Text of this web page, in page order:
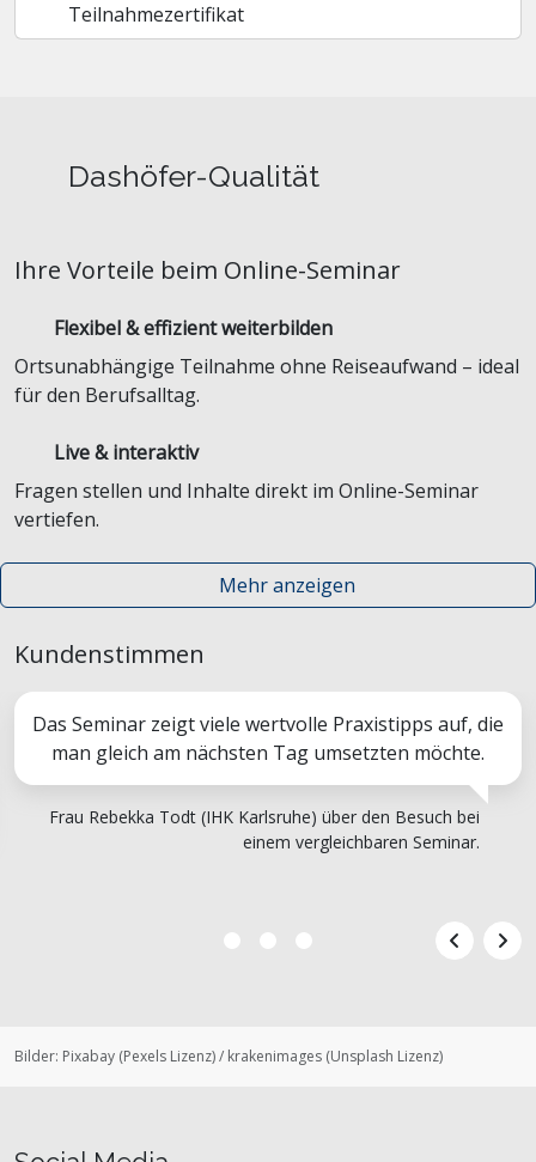
Teilnahmezertifikat
Dashöfer-Qualität
Ihre Vorteile beim Online-Seminar
Flexibel & effizient weiterbilden
Ortsunabhängige Teilnahme ohne Reiseaufwand – ideal
für den Berufsalltag.
Live & interaktiv
Fragen stellen und Inhalte direkt im Online-Seminar
vertiefen.
Mehr anzeigen
Kundenstimmen
Das Seminar zeigt viele wertvolle Praxistipps auf, die
man gleich am nächsten Tag umsetzten möchte.
Frau Rebekka Todt (IHK Karlsruhe) über den Besuch bei
einem vergleichbaren Seminar.
Bilder: Pixabay (Pexels Lizenz)/ krakenimages (Unsplash Lizenz)